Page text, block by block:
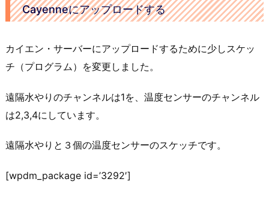
Cayenneにアップロードする
カイエン・サーバーにアップロードするために少しスケッ
チ（プログラム）を変更しました。
遠隔水やりのチャンネルは1を、温度センサーのチャンネル
は2,3,4にしています。
遠隔水やりと３個の温度センサーのスケッチです。
[wpdm_package id=’3292′]